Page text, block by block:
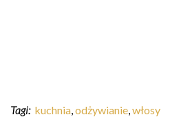
Tagi: kuchnia odżywianie włosy